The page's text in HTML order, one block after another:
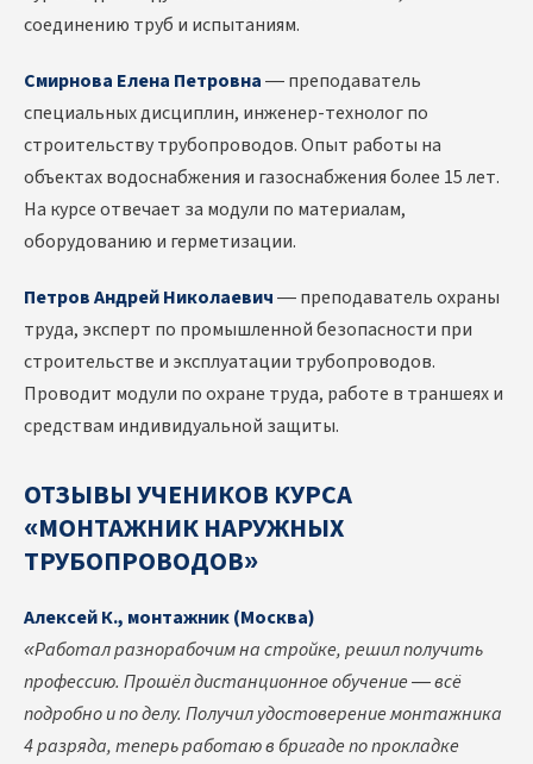
соединению труб и испытаниям.
Смирнова Елена Петровна— преподаватель
специальных дисциплин, инженер-технолог по
строительству трубопроводов. Опыт работы на
объектах водоснабжения и газоснабжения более 15 лет.
На курсе отвечает за модули по материалам,
оборудованию и герметизации.
Петров Андрей Николаевич— преподаватель охраны
труда, эксперт по промышленной безопасности при
строительстве и эксплуатации трубопроводов.
Проводит модули по охране труда, работе в траншеях и
средствам индивидуальной защиты.
ОТЗЫВЫ УЧЕНИКОВ КУРСА
«МОНТАЖНИК НАРУЖНЫХ
ТРУБОПРОВОДОВ»
Алексей К., монтажник (Москва)
«Работал разнорабочим на стройке, решил получить
профессию. Прошёл дистанционное обучение — всё
подробно и по делу. Получил удостоверение монтажника
4 разряда, теперь работаю в бригаде по прокладке